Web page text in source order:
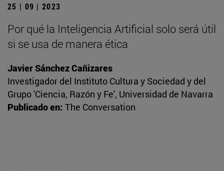
25 | 09 | 2023
Por qué la Inteligencia Artificial solo será útil
si se usa de manera ética
Javier Sánchez Cañizares
Investigador del Instituto Cultura y Sociedad y del
Grupo 'Ciencia, Razón y Fe', Universidad de Navarra
Publicado en: The Conversation